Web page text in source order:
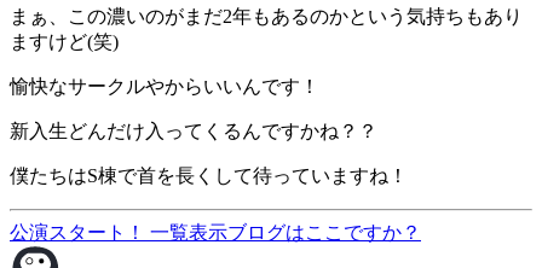
まぁ、この濃いのがまだ2年もあるのかという気持ちもあり
ますけど(笑)
愉快なサークルやからいいんです！
新入生どんだけ入ってくるんですかね？？
僕たちはS棟で首を長くして待っていますね！
公演スタート！ 一覧表示ブログはここですか？